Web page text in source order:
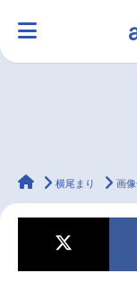
ラジオ
マンガ・ラノベ ゲ
animateTimes
横尾まり 画